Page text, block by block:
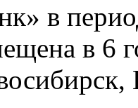
в
в 6